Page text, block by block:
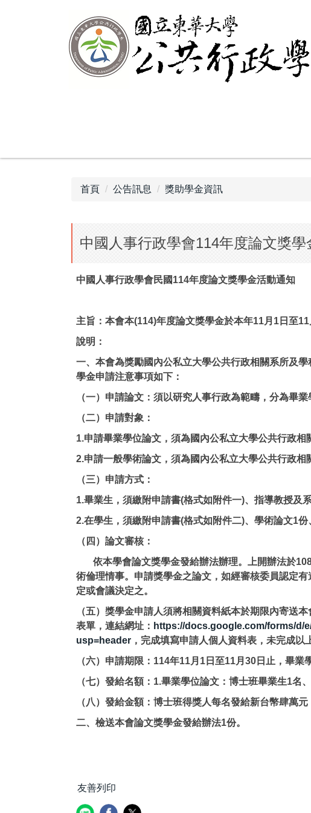
首頁 公告訊息 獎助學金資訊
中國人事行政學會114年度論文獎
中國人事行政學會民國114年度論文獎學金活動通知
主旨：本會本(114)年度論文獎學金於本年11月1日至
說明：
一、本會為獎勵國內公私立大學公共行政相關系所及
學金申請注意事項如下：
（一）申請論文：須以研究人事行政為範疇，分為畢業
（二）申請對象：
1.申請畢業學位論文，須為國內公私立大學公共行政相
2.申請一般學術論文，須為國內公私立大學公共行政
（三）申請方式：
1.畢業生，須繳附申請書(格式如附件一)、指導教授及
2.在學生，須繳附申請書(格式如附件二)、學術論文1份
（四）論文審核：
依本學會論文獎學金發給辦法辦理。上開辦法於
術倫理情事。申請獎學金之論文，如經審核委員認定
定或會議決定之。
（五）獎學金申請人須將相關資料紙本於期限內寄送
表單，連結網址： https://docs.google.com/forms/d/
usp=header ，完成填寫申請人個人資料表，未完成以
（六）申請期限：114年11月1日至11月30日止，畢業
（七）發給名額：1.畢業學位論文：博士班畢業生1名
（八）發給金額：博士班得獎人每名發給新台幣肆萬
二、檢送本會論文獎學金發給辦法1份。
友善列印